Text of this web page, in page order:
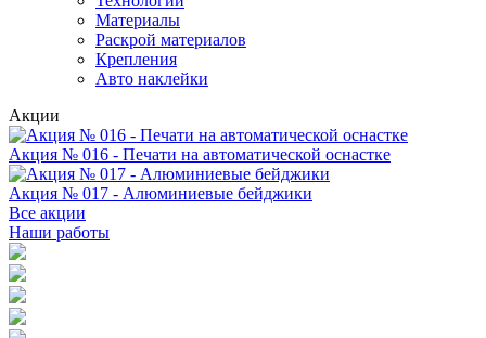
Материалы
Раскрой материалов
Крепления
Авто наклейки
Акции
Акция № 016 - Печати на автоматической оснастке
Акция № 017 - Алюминиевые бейджики
Все акции
Наши работы